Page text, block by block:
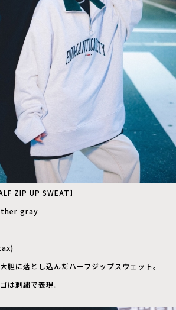
ZIP UP SWEAT】
gray
胆に落とし込んだハーフジップスウェット。
は刺繍で表現。